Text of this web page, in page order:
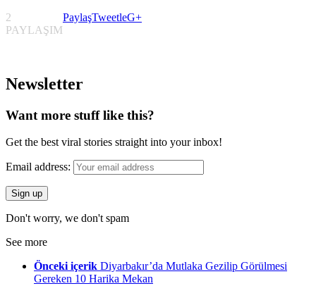
2
PAYLAŞIM
PaylaşTweetleG+
Newsletter
Want more stuff like this?
Get the best viral stories straight into your inbox!
Email address:
Don't worry, we don't spam
See more
Önceki içerik Diyarbakır’da Mutlaka Gezilip Görülmesi
Gereken 10 Harika Mekan